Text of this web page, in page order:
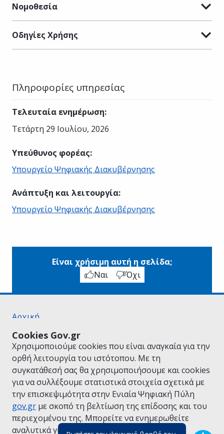
Cookies Gov.gr
Χρησιμοποιούμε cookies που είναι αναγκαία για την
ορθή λειτουργία του ιστότοπου. Με τη
συγκατάθεσή σας θα χρησιμοποιήσουμε και cookies
για να συλλέξουμε στατιστικά στοιχεία σχετικά με
την επισκεψιμότητα στην Ενιαία Ψηφιακή Πύλη
gov.gr με σκοπό τη βελτίωση της επίδοσης και του
περιεχομένου της. Μπορείτε να ενημερωθείτε
αναλυτικά για την Πολιτική Cookies.
Νομοθεσία
Οδηγίες Χρήσης
Πληροφορίες υπηρεσίας
Τελευταία ενημέρωση:
Τετάρτη 29 Ιουλίου, 2026
Υπεύθυνος φορέας:
Υπουργείο Ψηφιακής Διακυβέρνησης
Ανάπτυξη και λειτουργία:
Υπουργείο Ψηφιακής Διακυβέρνησης
Είναι χρήσιμη αυτή η σελίδα;
Ναι
Όχι
Αρχική
Όροι Χρήσης
Πολιτική Απορρήτου
Δήλωση προσβασιμότητας
Πολιτική cookies
Προτάσεις για το gov.gr
Υλοποίηση από το Υπουργείο Ψηφιακής
Διακυβέρνησης
Ελληνικά |Αγγλικά